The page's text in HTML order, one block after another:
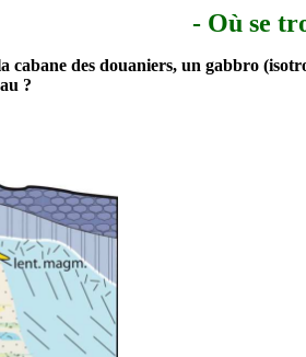
- Où se
cabane des douaniers, un gabbro
?